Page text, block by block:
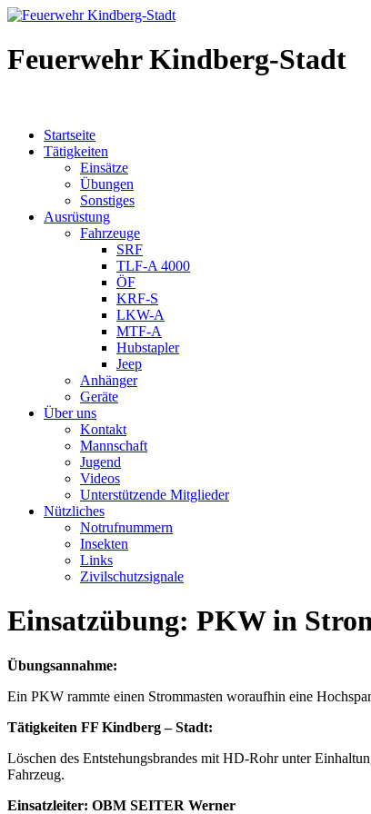
Feuerwehr Kindberg-Stadt
Startseite
Tätigkeiten
Einsätze
Übungen
Sonstiges
Ausrüstung
Fahrzeuge
SRF
TLF-A 4000
ÖF
KRF-S
LKW-A
MTF-A
Hubstapler
Jeep
Anhänger
Geräte
Über uns
Kontakt
Mannschaft
Jugend
Videos
Unterstützende Mitglieder
Nützliches
Notrufnummern
Insekten
Links
Zivilschutzsignale
Einsatzübung: PKW in
Übungsannahme:
Ein PKW rammte einen Strommasten woraufhin eine
Tätigkeiten FF Kindberg – Stadt:
Löschen des Entstehungsbrandes mit HD-Rohr unter
Fahrzeug.
Einsatzleiter: OBM SEITER Werner